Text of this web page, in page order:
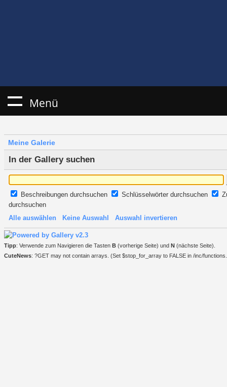
Menü
Meine Galerie
In der Gallery suchen
Beschreibungen durchsuchen Schlüsselwörter durchsuchen
durchsuchen
Alle auswählen
Keine Auswahl Auswahl invertieren
Tipp: Verwende zum Navigieren die Tasten B (vorherige Seite) und N (nächste Seite).
CuteNews: ?GET may not contain arrays. (Set $stop_for_array to FALSE in /inc/